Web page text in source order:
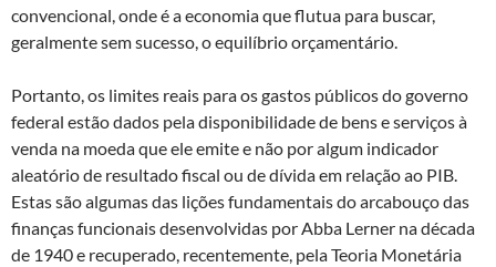
convencional, onde é a economia que flutua para buscar,
geralmente sem sucesso, o equilíbrio orçamentário.
Portanto, os limites reais para os gastos públicos do governo
federal estão dados pela disponibilidade de bens e serviços à
venda na moeda que ele emite e não por algum indicador
aleatório de resultado fiscal ou de dívida em relação ao PIB.
Estas são algumas das lições fundamentais do arcabouço das
finanças funcionais desenvolvidas por Abba Lerner na década
de 1940 e recuperado, recentemente, pela Teoria Monetária